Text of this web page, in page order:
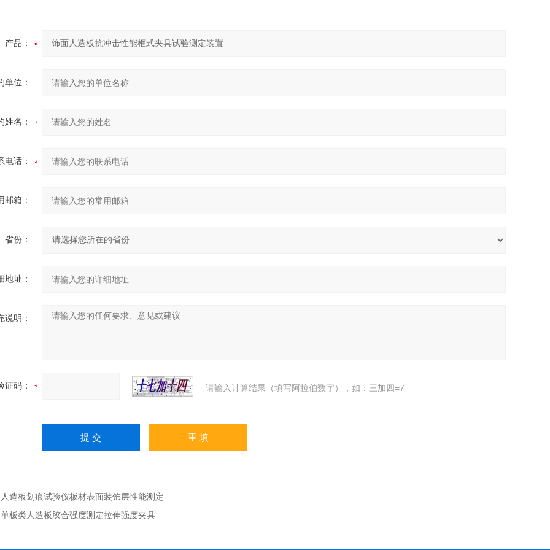
产品：
单位：
姓名：
电话：
邮箱：
省份：
地址：
说明：
证码： 请输入计算结果（填写阿拉伯数字），如：三加四=7
人造板划痕试验仪板材表面装饰层性能测定
单板类人造板胶合强度测定拉伸强度夹具